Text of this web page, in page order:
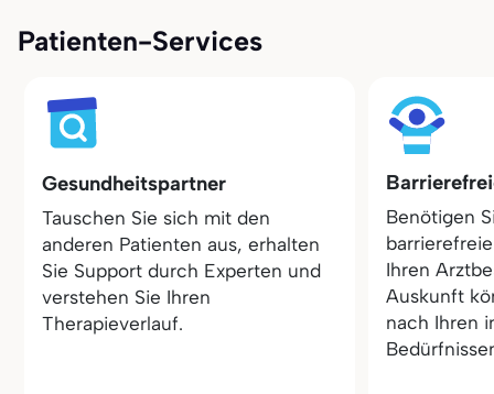
Patienten-Services
Gesundheitspartner
Tauschen Sie sich mit den
anderen Patienten aus, erhalten
Sie Support durch Experten und
verstehen Sie Ihren
Therapieverlauf.
Benötigen
Ihren
Auskunft
nach Ihren